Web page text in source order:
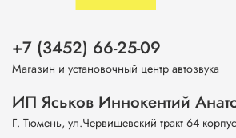
+7 (3452) 66-25-09
Магазин и установочный центр автозвука
ИП Яськов Иннокентий
Г. Тюмень, ул.Червишевский тракт 64